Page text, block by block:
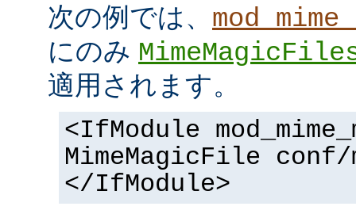
次の例では、
にのみ
適用されます。
<IfModule
MimeMagicFile conf/
</IfModule>